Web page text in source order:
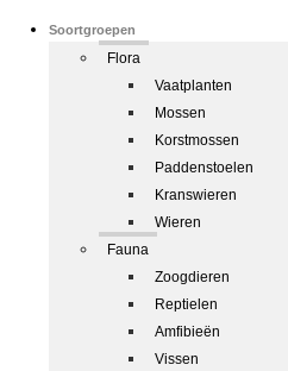
Soortgroepen
Flora
Vaatplanten
Mossen
Korstmossen
Paddenstoelen
Kranswieren
Wieren
Fauna
Zoogdieren
Reptielen
Amfibieën
Vissen